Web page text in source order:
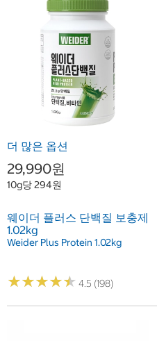
더 많은 옵션
29,990원
10g당 294원
웨이더 플러스 단백질 보충제
1.02kg
Weider Plus Protein 1.02kg
★★★★★
★★★★★ 4.5 (198)